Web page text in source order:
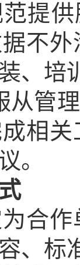
提
不
、培
管理
相
。
作
、标